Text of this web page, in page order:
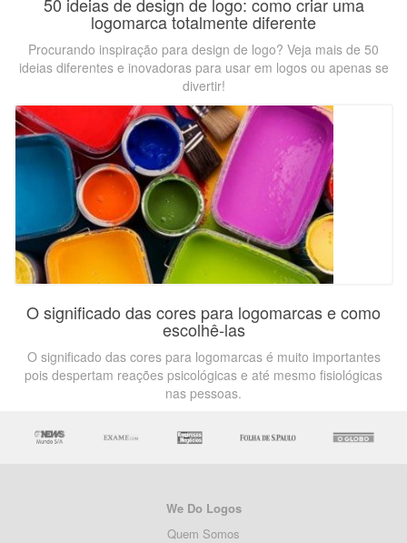
logomarca totalmente diferente
Procurando inspiração para design de logo? Veja mais de 50
ideias diferentes e inovadoras para usar em logos ou apenas se
divertir!
O significado das cores para logomarcas e como
escolhê-las
O significado das cores para logomarcas é muito importantes
pois despertam reações psicológicas e até mesmo fisiológicas
nas pessoas.
We Do Logos
Quem Somos